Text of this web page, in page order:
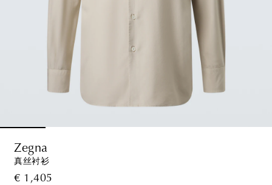
Zegna
真丝衬衫
€ 1,405original price